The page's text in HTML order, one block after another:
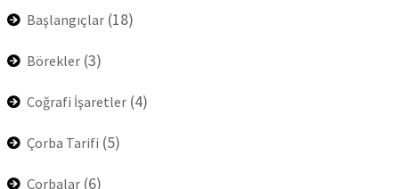
Başlangıçlar (18)
Börekler (3)
Coğrafi İşaretler (4)
Çorba Tarifi (5)
Çorbalar (6)